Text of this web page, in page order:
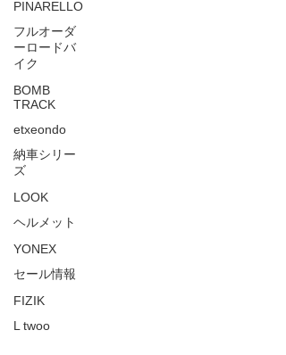
PINARELLO
フルオーダ
ーロードバ
イク
BOMB
TRACK
etxeondo
納車シリー
ズ
LOOK
ヘルメット
YONEX
セール情報
FIZIK
L twoo